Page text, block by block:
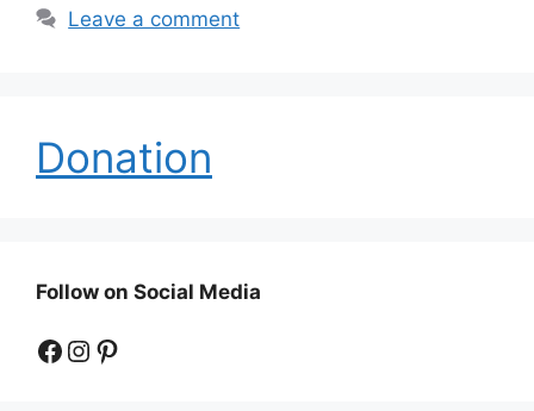
Leave a comment
Donation
Follow on Social Media
Facebook
Instagram
Pinterest